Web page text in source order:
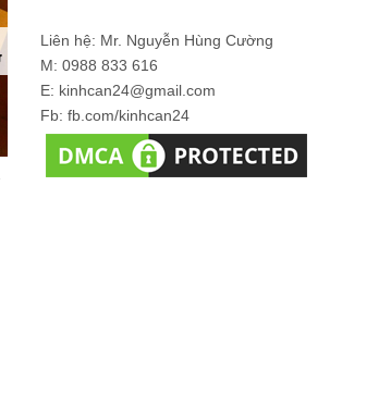
Liên hệ: Mr. Nguyễn Hùng Cường
M: 0988 833 616
E: kinhcan24@gmail.com
Fb: fb.com/kinhcan24